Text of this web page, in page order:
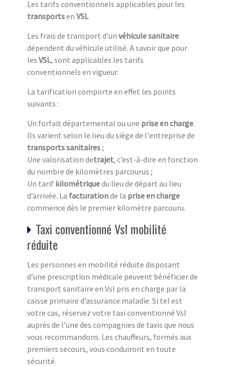
Les tarifs conventionnels applicables pour les
transportsen VSL
Les frais de transport d’un véhicule sanitaire
dépendent du véhicule utilisé. A savoir que pour
les VSL, sont applicables les tarifs
conventionnels en vigueur.
La tarification comporte en effet les points
suivants :
Un forfait départemental ou une prise en charge.
Ils varient selon le lieu du siège de l'entreprise de
transports sanitaires;
Une valorisation detrajet, c’est-à-dire en fonction
du nombre de kilomètres parcourus ;
Un tarif kilométriquedu lieu de départ au lieu
d’arrivée. La facturationde la prise en charge
commence dès le premier kilomètre parcouru.
Taxi conventionné Vsl mobilité
réduite
Les personnes en mobilité réduite disposant
d’une prescription médicale peuvent bénéficier de
transport sanitaire en Vsl pris en charge par la
caisse primaire d’assurance maladie. Si tel est
votre cas, réservez votre taxi conventionné Vsl
auprès de l’une des compagnies de taxis que nous
vous recommandons. Les chauffeurs, formés aux
premiers secours, vous conduiront en toute
sécurité.